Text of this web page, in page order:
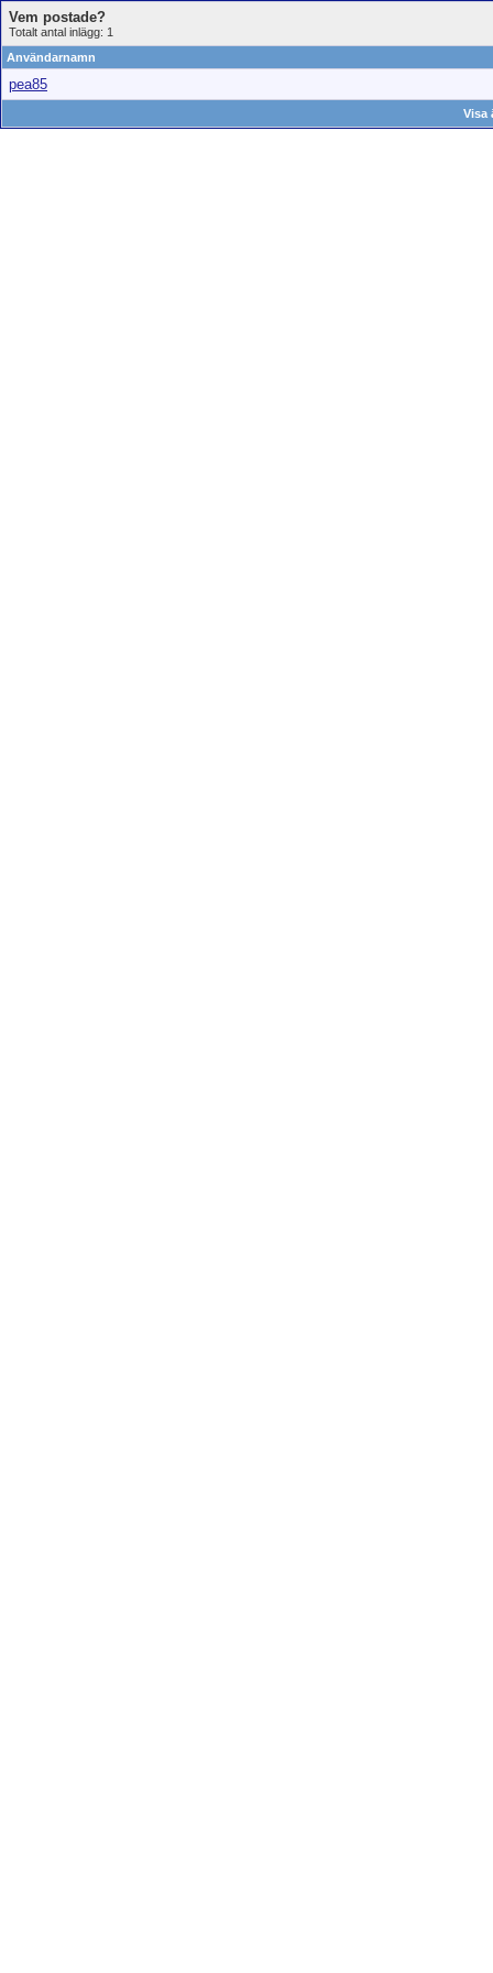
Vem postade?
Totalt antal inlägg: 1
Användarnamn
pea85
Visa